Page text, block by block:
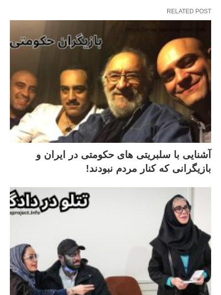
RELATED POST
آشنایی با سلبریتی های حکومتی در ایران و
بازیگرانی که کنار مردم نبودند!